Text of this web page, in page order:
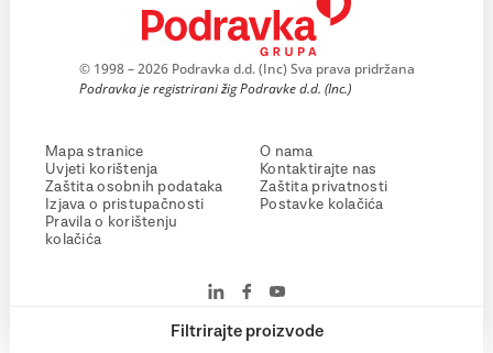
Filtrirajte proizvode
© 1998 – 2026 Podravka d.d. (Inc) Sva prava pridržana
Podravka je registrirani žig Podravke d.d. (Inc.)
Mapa stranice
Uvjeti korištenja
Zaštita osobnih podataka
Izjava o pristupačnosti
Pravila o korištenju
kolačića
O nama
Kontaktirajte nas
Zaštita privatnosti
Postavke kolačića